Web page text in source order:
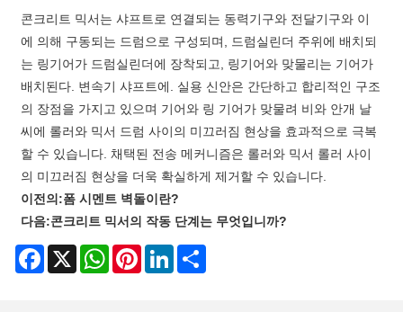
콘크리트 믹서는 샤프트로 연결되는 동력기구와 전달기구와 이
에 의해 구동되는 드럼으로 구성되며, 드럼실린더 주위에 배치되
는 링기어가 드럼실린더에 장착되고, 링기어와 맞물리는 기어가
배치된다. 변속기 샤프트에. 실용 신안은 간단하고 합리적인 구조
의 장점을 가지고 있으며 기어와 링 기어가 맞물려 비와 안개 날
씨에 롤러와 믹서 드럼 사이의 미끄러짐 현상을 효과적으로 극복
할 수 있습니다. 채택된 전송 메커니즘은 롤러와 믹서 롤러 사이
의 미끄러짐 현상을 더욱 확실하게 제거할 수 있습니다.
이전의:폼 시멘트 벽돌이란?
다음:콘크리트 믹서의 작동 단계는 무엇입니까?
Facebook
X WhatsAppPinterestLinkedIn